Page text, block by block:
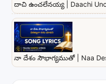
దాచి ఉంచలేనయ్య | Daachi
నా దేశం సౌభాగ్యముతో | Naa